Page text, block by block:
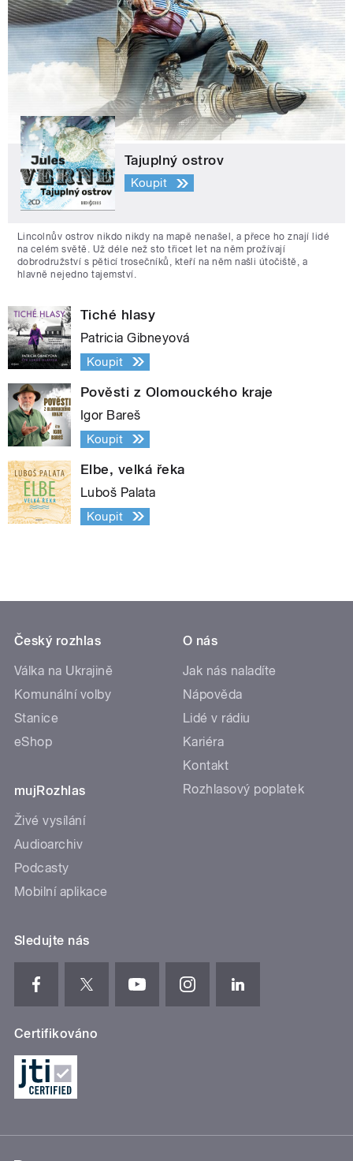
Tajuplný ostrov
Koupit
Lincolnův ostrov nikdo nikdy na mapě nenašel, a přece ho znají lidé
na celém světě. Už déle než sto třicet let na něm prožívají
dobrodružství s pěticí trosečníků, kteří na něm našli útočiště, a
hlavně nejedno tajemství.
Tiché hlasy
Patricia Gibneyová
Koupit
Pověsti z Olomouckého kraje
Igor Bareš
Koupit
Elbe, velká řeka
Luboš Palata
Koupit
Český rozhlas
Válka na Ukrajině
Komunální volby
Stanice
eShop
mujRozhlas
Živé vysílání
Audioarchiv
Podcasty
Mobilní aplikace
O nás
Jak nás naladíte
Nápověda
Lidé v rádiu
Kariéra
Kontakt
Rozhlasový poplatek
Sledujte nás
Certifikováno